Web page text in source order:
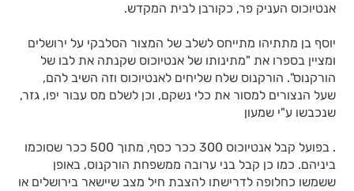
אנטיוכוס העניק פר, כקורבן לבית המקדש.
יוסף בן מתתיהו מתייחס לשלב של המצור הסלבקי על ירושלים
ומציין בספרו את "מתינותו של אנטיוכוס שקנתה את לבו של
הורקנוס". הורקנוס שלח שליחים לאנטיוכוס וזה השיב להם,
שעל הנצורים למסור את כלי נשקם, וכן לשלם מס עבור יפו, גזר,
שנכבשו ע"י שמעון
. בפועל קבל אנטיוכוס 300 ככר כסף, מתוך 500 ככר שסוכמו
ביניהם. כמו כן קבל בני ערובה ממשפחת הורקנוס, באופן
ששמשו כחלופה לדרישתו להצבת חיל מצב שיישאר בירושלים או